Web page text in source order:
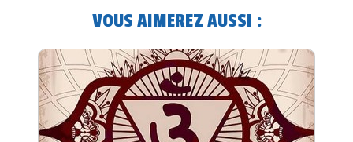
VOUS AIMEREZ AUSSI :